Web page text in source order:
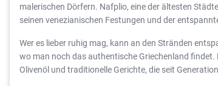
malerischen Dörfern. Nafplio, eine der ältesten
seinen venezianischen Festungen und der
Wer es lieber ruhig mag, kann an den Stränden
wo man noch das authentische Griechenland
Olivenöl und traditionelle Gerichte, die seit